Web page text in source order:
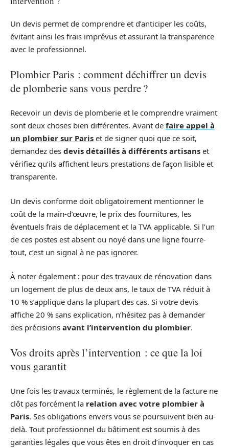
Un devis permet de comprendre et d’anticiper les coûts,
évitant ainsi les frais imprévus et assurant la transparence
avec le professionnel.
Plombier Paris : comment déchiffrer un devis
de plomberie sans vous perdre ?
Recevoir un devis de plomberie et le comprendre vraiment
sont deux choses bien différentes. Avant de faire appel à
un plombier sur Paris et de signer quoi que ce soit,
demandez des devis détaillés à différents artisans et
vérifiez qu’ils affichent leurs prestations de façon lisible et
transparente.
Un devis conforme doit obligatoirement mentionner le
coût de la main-d’œuvre, le prix des fournitures, les
éventuels frais de déplacement et la TVA applicable. Si l’un
de ces postes est absent ou noyé dans une ligne fourre-
tout, c’est un signal à ne pas ignorer.
À noter également : pour des travaux de rénovation dans
un logement de plus de deux ans, le taux de TVA réduit à
10 % s’applique dans la plupart des cas. Si votre devis
affiche 20 % sans explication, n’hésitez pas à demander
des précisions avant l’intervention du plombier.
Vos droits après l’intervention : ce que la loi
vous garantit
Une fois les travaux terminés, le règlement de la facture ne
clôt pas forcément la relation avec votre plombier à
Paris. Ses obligations envers vous se poursuivent bien au-
delà. Tout professionnel du bâtiment est soumis à des
garanties légales que vous êtes en droit d’invoquer en cas